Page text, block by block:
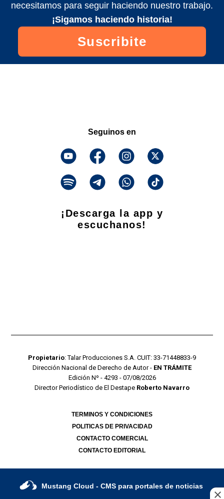
necesitamos para seguir haciendo nuestro trabajo.
¡Sigamos haciendo historia!
Suscribite
Seguinos en
¡Descarga la app y
escuchanos!
Propietario: Talar Producciones S.A. CUIT: 33-71448833-9
Dirección Nacional de Derecho de Autor - EN TRÁMITE
Edición Nº - 4293 - 07/08/2026
Director Periodístico de El Destape Roberto Navarro
TERMINOS Y CONDICIONES
POLITICAS DE PRIVACIDAD
CONTACTO COMERCIAL
CONTACTO EDITORIAL
Mustang Cloud - CMS para portales de noticias